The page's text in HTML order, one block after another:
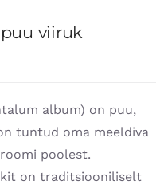
viiruk
album) on puu,
tuntud oma meeldiva
poolest.
on traditsiooniliselt